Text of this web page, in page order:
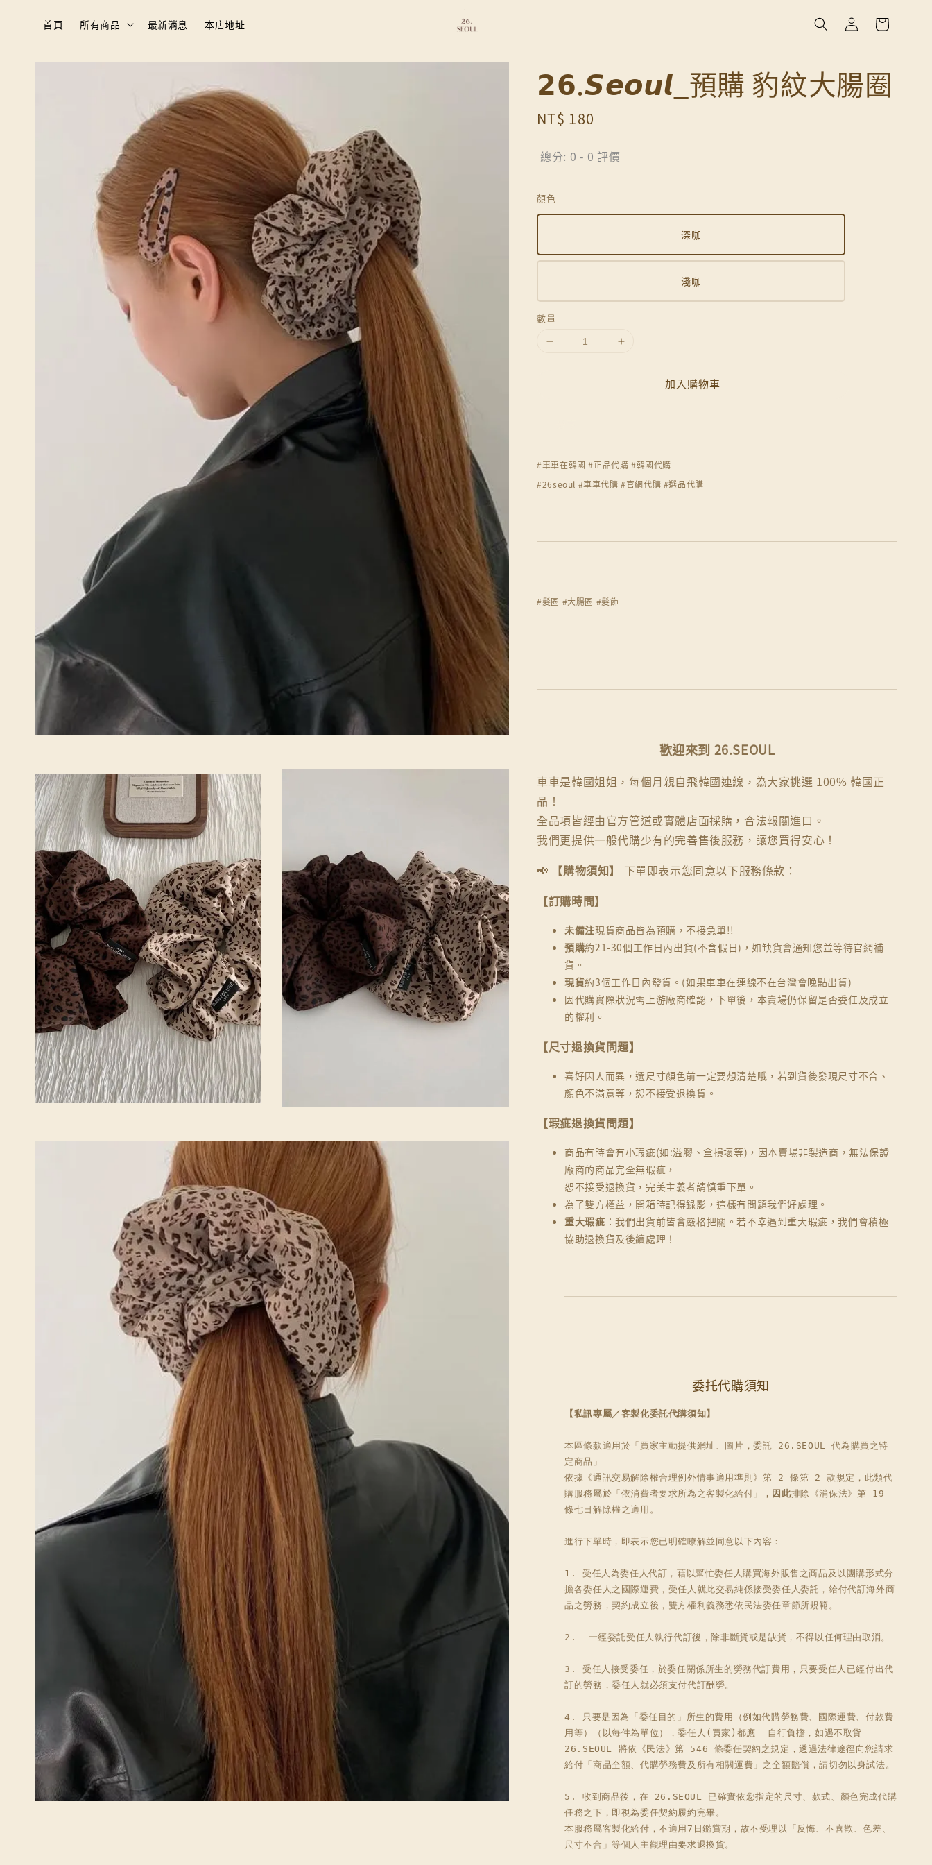
首頁 所有商品 最新消息 本店地址
𝟮𝟲.𝙎𝙚𝙤𝙪𝙡_預購 豹紋大腸圈
Regular
NT$ 180
總分: 0 - 0 評價
顏色
深咖
淺咖
數量
加入購物車
#車車在韓國 #正品代購 #韓國代購
#26seoul #車車代購 #官網代購 #選品代購
#髮圈 #大腸圈 #髮飾
歡迎來到 26.SEOUL
車車是韓國姐姐，每個月親自飛韓國連線，為大家挑選 100% 韓國正
品！
全品項皆經由官方管道或實體店面採購，合法報關進口。
我們更提供一般代購少有的完善售後服務，讓您買得安心！
📢
【購物須知】
下單即表示您同意以下服務條款：
【訂購時間】
未備注現貨商品皆為預購，不接急單!!
預購約21-30個工作日內出貨(不含假日)，如缺貨會通知您並等待官網補
貨。
現貨約3個工作日內發貨。(如果車車在連線不在台灣會晚點出貨)
因代購實際狀況需上游廠商確認，下單後，本賣場仍保留是否委任及成立
的權利。
【尺寸退換貨問題】
喜好因人而異，選尺寸顏色前一定要想清楚哦，若到貨後發現尺寸不合、
顏色不滿意等，恕不接受退換貨。
【瑕疵退換貨問題】
商品有時會有小瑕疵(如:溢膠、盒損壞等)，因本賣場非製造商，無法保證
廠商的商品完全無瑕疵，
恕不接受退換貨，完美主義者請慎重下單。
為了雙方權益，開箱時記得錄影，這樣有問題我們好處理。
重大瑕疵 ：我們出貨前皆會嚴格把關。若不幸遇到重大瑕疵，我們會積極
協助退換貨及後續處理！
委托代購須知
【私訊專屬／客製化委託代購須知】
本區條款適用於「買家主動提供網址、圖片，委託 26.SEOUL 代為購買之特
定商品」
依據《通訊交易解除權合理例外情事適用準則》第 2 條第 2 款規定，此類代
購服務屬於「依消費者要求所為之客製化給付」
，因此排除《消保法》第 19
條七日解除權之適用。
進行下單時，即表示您已明確瞭解並同意以下內容：
1. 受任人為委任人代訂，藉以幫忙委任人購買海外販售之商品及以團購形式分
擔各委任人之國際運費，受任人就此交易純係接受委任人委託，給付代訂海外商
品之勞務，契約成立後，雙方權利義務悉依民法委任章節所規範。
2.  一經委託受任人執行代訂後，除非斷貨或是缺貨，不得以任何理由取消。
3. 受任人接受委任，於委任關係所生的勞務代訂費用，只要受任人已經付出代
訂的勞務，委任人就必須支付代訂酬勞。
4. 只要是因為「委任目的」所生的費用（例如代購勞務費、國際運費、付款費
用等）（以每件為單位），委任人(買家)都應  自行負擔，如遇不取貨
26.SEOUL 將依《民法》第 546 條委任契約之規定，透過法律途徑向您請求
給付「商品全額、代購勞務費及所有相關運費」之全額賠償，請切勿以身試法。
5. 收到商品後，在 26.SEOUL 已確實依您指定的尺寸、款式、顏色完成代購
任務之下，即視為委任契約履約完畢。
本服務屬客製化給付，不適用7日鑑賞期，故不受理以「反悔、不喜歡、色差、
尺寸不合」等個人主觀理由要求退換貨。